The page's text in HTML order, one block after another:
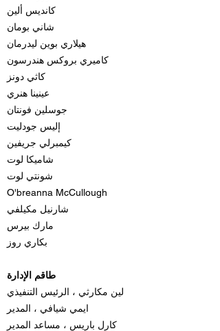
كانديس ألين
شاني بومان
هيلاري بوين ليدرمان
كاميري بروكس هندرسون
كاثي دونز
عينينا هنري
جوسلين فونتان
إليس جودليت
كيمبرلي جريفين
شاميكا لوت
شونتي لوت
O'breanna McCullough
شارنيل مكيلفي
مارك بيرس
بكاري روز
طاقم الإدارة
لين مكارثي ، الرئيس التنفيذي
ايمي شيافي ، المدير
كارل باريس ، مساعد المدير